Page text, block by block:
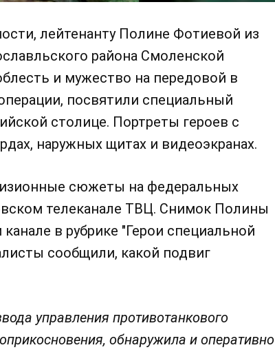
лейтенанту Полине Фотиевой из
района Смоленской
и мужество на передовой в
посвятили специальный
столице. Портреты героев с
наружных щитах и видеоэкранах.
сюжеты на федеральных
телеканале ТВЦ. Снимок Полины
в рубрике "Герои специальной
сообщили, какой подвиг
управления противотанкового
обнаружила и оперативно